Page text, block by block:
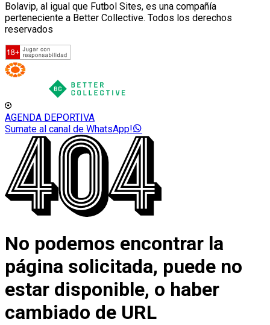
Bolavip, al igual que Futbol Sites, es una compañía
perteneciente a Better Collective. Todos los derechos
reservados
AGENDA DEPORTIVA
Sumate al canal de WhatsApp!
No podemos encontrar la
página solicitada, puede no
estar disponible, o haber
cambiado de URL